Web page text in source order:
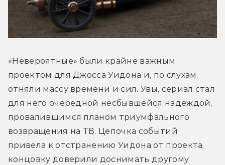
«Невероятные» были крайне важным
проектом для Джосса Уидона и, по слухам,
отняли массу времени и сил. Увы, сериал стал
для него очередной несбывшейся надеждой,
провалившимся планом триумфального
возвращения на ТВ. Цепочка событий
привела к отстранению Уидона от проекта,
концовку доверили доснимать другому